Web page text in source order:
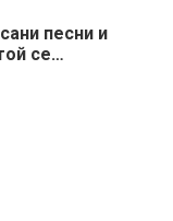
песни и
се…